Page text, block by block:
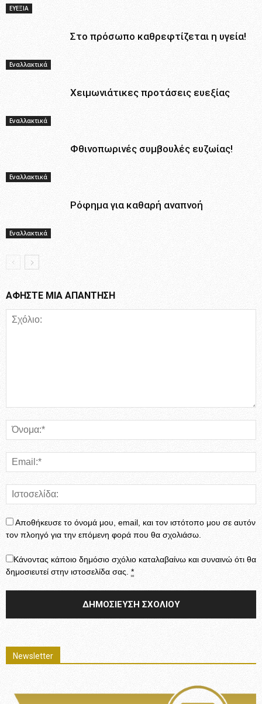
ΕΥΕΞΙΑ
Εναλλακτικά
Στο πρόσωπο καθρεφτίζεται η υγεία!
Εναλλακτικά
Χειμωνιάτικες προτάσεις ευεξίας
Εναλλακτικά
Φθινοπωρινές συμβουλές ευζωίας!
Εναλλακτικά
Ρόφημα για καθαρή αναπνοή
ΑΦΗΣΤΕ ΜΙΑ ΑΠΑΝΤΗΣΗ
Αποθήκευσε το όνομά μου, email, και τον ιστότοπο μου σε αυτόν
τον πλοηγό για την επόμενη φορά που θα σχολιάσω.
Κάνοντας κάποιο δημόσιο σχόλιο καταλαβαίνω και συναινώ ότι θα
δημοσιευτεί στην ιστοσελίδα σας. *
Newsletter